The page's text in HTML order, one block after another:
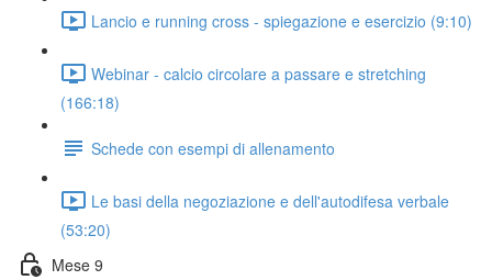
Lancio e running cross - spiegazione e esercizio (9:10)
Webinar - calcio circolare a passare e stretching
(166:18)
Schede con esempi di allenamento
Le basi della negoziazione e dell'autodifesa verbale
(53:20)
Mese 9